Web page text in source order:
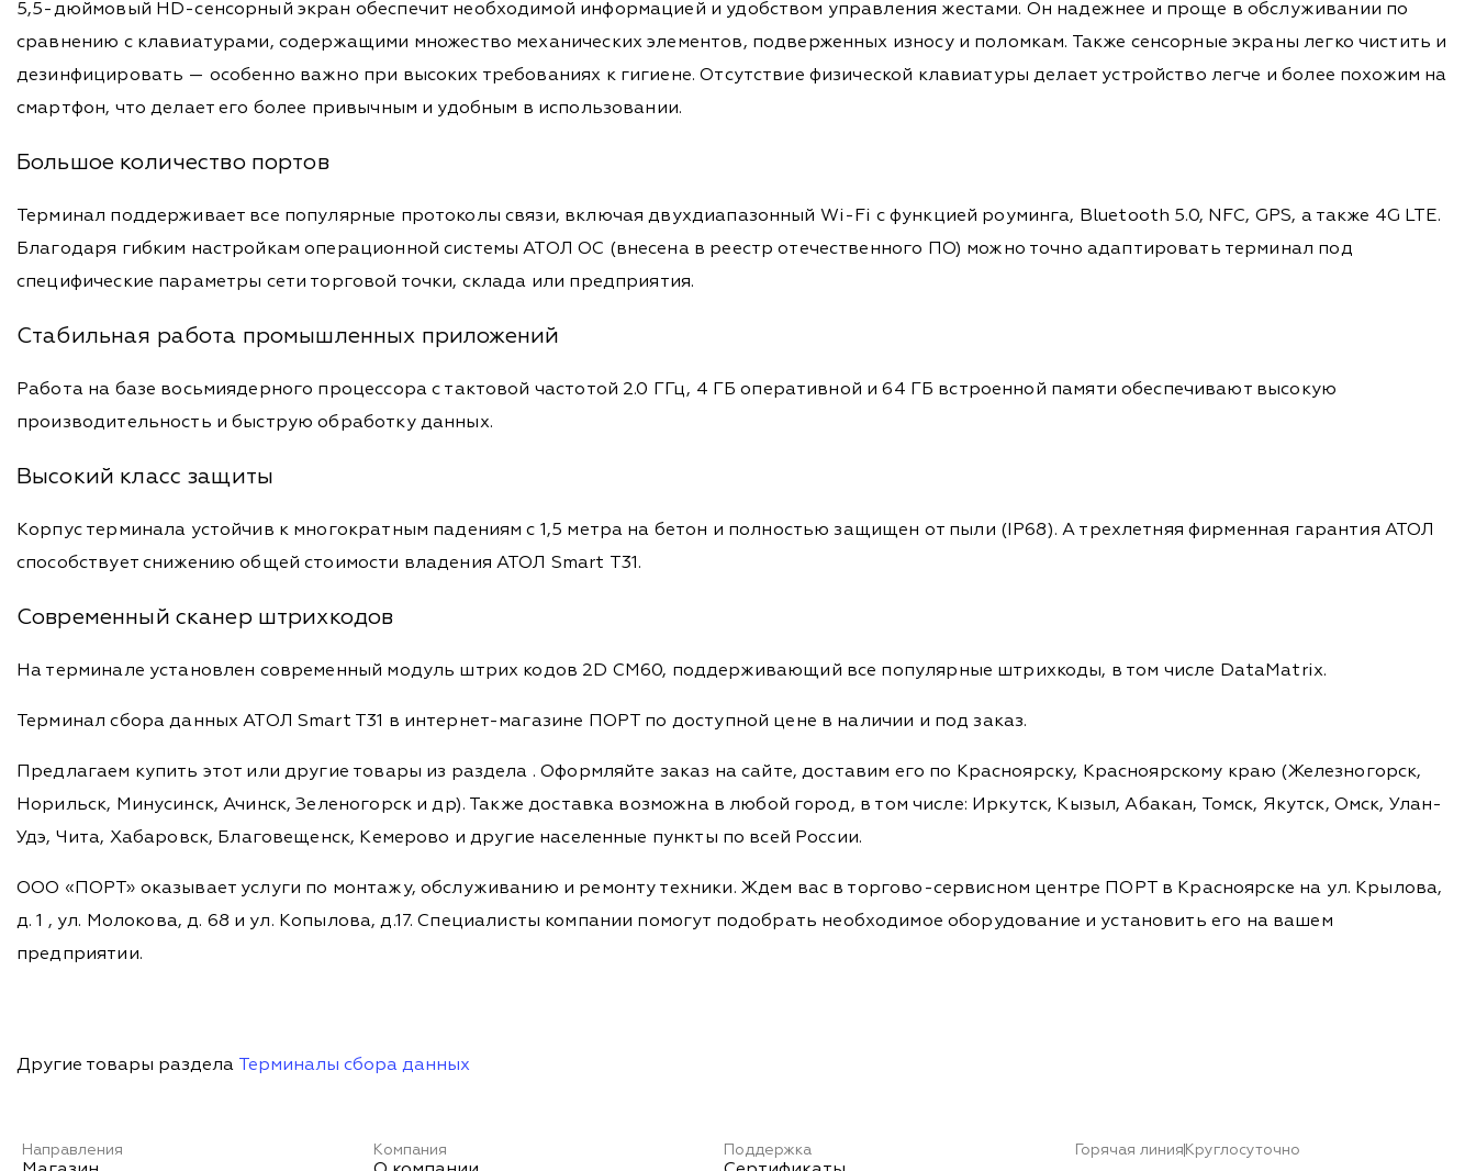
5,5-дюймовый HD-сенсорный экран обеспечит необходимой информацией и удобством управления жестами. Он надежнее и проще в обслуживании по
сравнению с клавиатурами, содержащими множество механических элементов, подверженных износу и поломкам. Также сенсорные экраны легко чистить и
дезинфицировать — особенно важно при высоких требованиях к гигиене. Отсутствие физической клавиатуры делает устройство легче и более похожим на
смартфон, что делает его более привычным и удобным в использовании.
Большое количество портов
Терминал поддерживает все популярные протоколы связи, включая двухдиапазонный Wi-Fi с функцией роуминга, Bluetooth 5.0, NFC, GPS, а также 4G LTE.
Благодаря гибким настройкам операционной системы АТОЛ ОС (внесена в реестр отечественного ПО) можно точно адаптировать терминал под
специфические параметры сети торговой точки, склада или предприятия.
Стабильная работа промышленных приложений
Работа на базе восьмиядерного процессора с тактовой частотой 2.0 ГГц, 4 ГБ оперативной и 64 ГБ встроенной памяти обеспечивают высокую
производительность и быструю обработку данных.
Высокий класс защиты
Корпус терминала устойчив к многократным падениям с 1,5 метра на бетон и полностью защищен от пыли (IP68). А трехлетняя фирменная гарантия АТОЛ
способствует снижению общей стоимости владения АТОЛ Smart Т31.
Современный сканер штрихкодов
На терминале установлен современный модуль штрих кодов 2D CM60, поддерживающий все популярные штрихкоды, в том числе DataMatrix.
Терминал сбора данных АТОЛ Smart T31 в интернет-магазине ПОРТ по доступной цене в наличии и под заказ.
Предлагаем купить этот или другие товары из раздела . Оформляйте заказ на сайте, доставим его по Красноярску, Красноярскому краю (Железногорск,
Норильск, Минусинск, Ачинск, Зеленогорск и др). Также доставка возможна в любой город, в том числе: Иркутск, Кызыл, Абакан, Томск, Якутск, Омск, Улан-
Удэ, Чита, Хабаровск, Благовещенск, Кемерово и другие населенные пункты по всей России.
ООО «ПОРТ» оказывает услуги по монтажу, обслуживанию и ремонту техники. Ждем вас в торгово-сервисном центре ПОРТ в Красноярске на ул. Крылова,
д. 1 , ул. Молокова, д. 68 и ул. Копылова, д.17. Специалисты компании помогут подобрать необходимое оборудование и установить его на вашем
предприятии.
Другие товары раздела Терминалы сбора данных
Направления Компания Поддержка Горячая линия Круглосуточно